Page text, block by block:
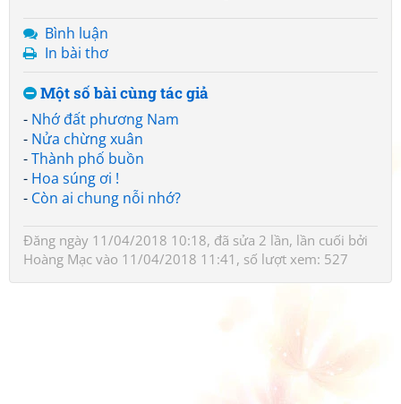
Bình luận
In bài thơ
Một số bài cùng tác giả
- Nhớ đất phương Nam
- Nửa chừng xuân
-Thành phố buồn
- Hoa súng ơi !
- Còn ai chung nỗi nhớ?
Đăng ngày 11/04/2018 10:18, đã sửa 2 lần, lần cuối bởi
Hoàng Mạc vào 11/04/2018 11:41, số lượt xem: 527